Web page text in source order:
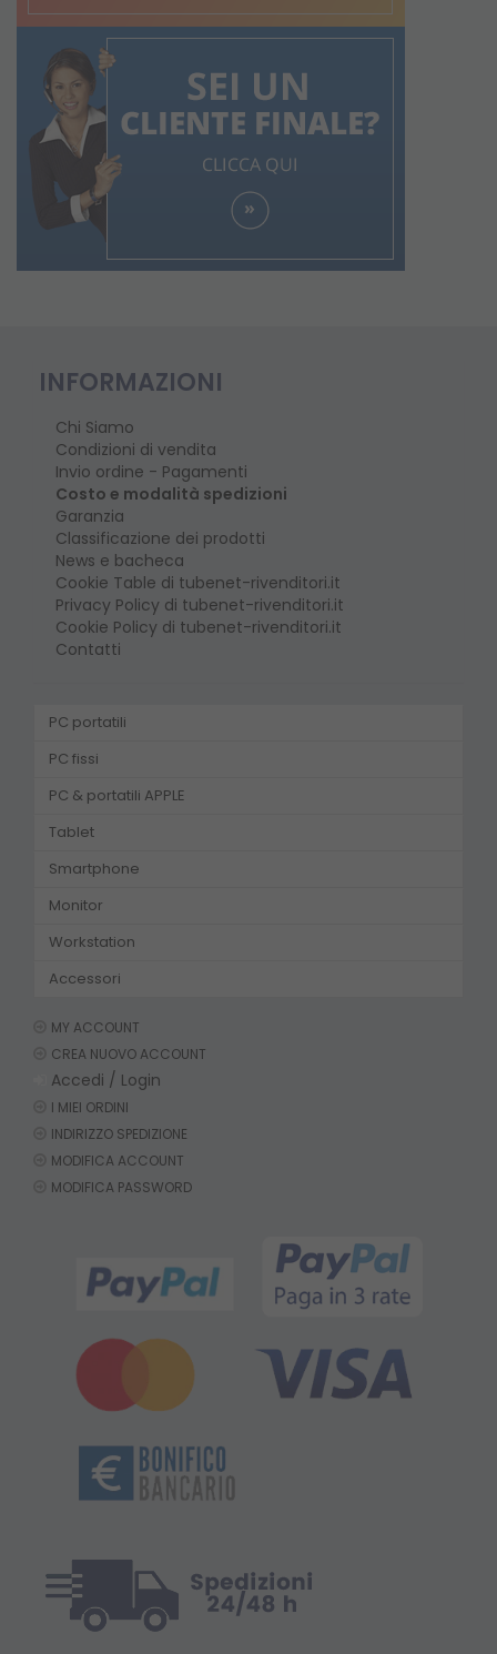
INFORMAZIONI
Chi Siamo
Condizioni di vendita
Invio ordine - Pagamenti
Costo e modalità spedizioni
Garanzia
Classificazione dei prodotti
News e bacheca
Cookie Table di tubenet-rivenditori.it
Privacy Policy di tubenet-rivenditori.it
Cookie Policy di tubenet-rivenditori.it
Contatti
PC portatili
PC fissi
PC & portatili APPLE
Tablet
Smartphone
Monitor
Workstation
Accessori
MY ACCOUNT
CREA NUOVO ACCOUNT
Accedi / Login
I MIEI ORDINI
INDIRIZZO SPEDIZIONE
MODIFICA ACCOUNT
MODIFICA PASSWORD